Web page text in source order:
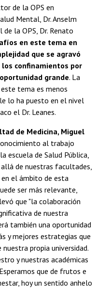
de la OPS en
Mental, Dr. Anselm
la OPS, Dr. Renato
en este tema en
que se agravó
confinamientos por
grande. La
tema es menos
lo ha puesto en el nivel
el Dr. Leanes.
de Medicina, Miguel
al trabajo
escuela de Salud Pública,
allá de nuestras facultades,
el ámbito de esta
ser más relevante,
que "la colaboración
de nuestra
también una oportunidad
y mejores estrategias que
propia universidad.
y nuestras académicas
que de frutos e
hoy un sentido anhelo